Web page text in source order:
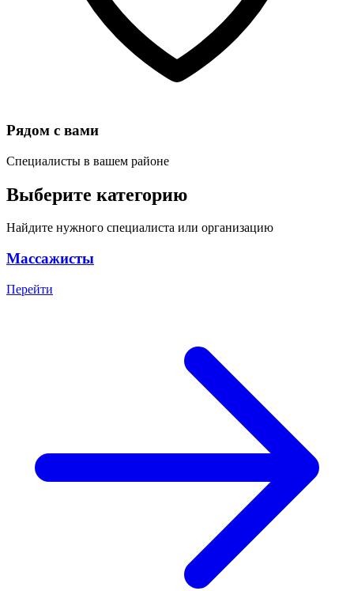
Рядом с вами
Специалисты в вашем районе
Выберите категорию
Найдите нужного специалиста или организацию
Массажисты
Перейти